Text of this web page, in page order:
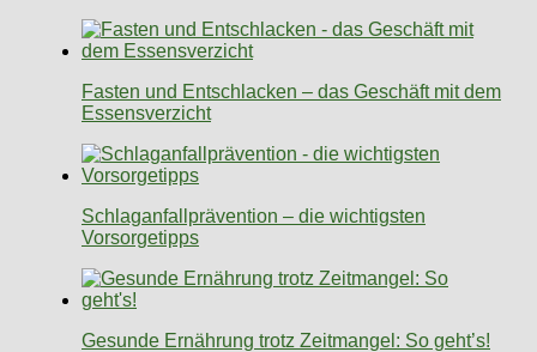
Fasten und Entschlacken – das Geschäft mit dem
Essensverzicht
Schlaganfallprävention – die wichtigsten
Vorsorgetipps
Gesunde Ernährung trotz Zeitmangel: So geht’s!